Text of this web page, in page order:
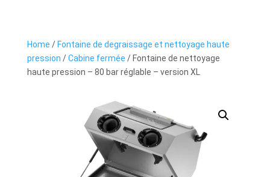
Home /Fontaine de degraissage et nettoyage haute
pression /Cabine fermée / Fontaine de nettoyage
haute pression – 80 bar réglable – version XL